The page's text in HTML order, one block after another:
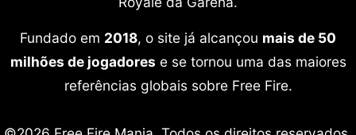
Fundado em 2018, o site já alcançou mais de 50
milhões de jogadores e se tornou uma das maiores
referências globais sobre Free Fire.